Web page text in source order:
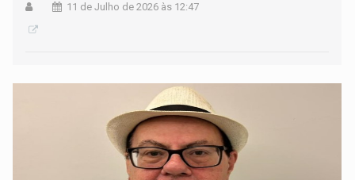
11 de Julho de 2026 às 12:47